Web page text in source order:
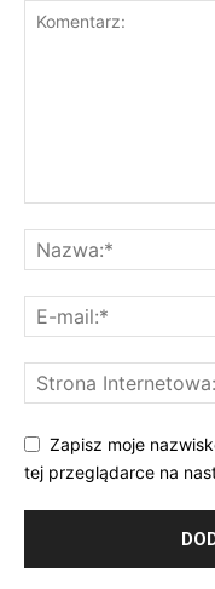
Zapisz moje
tej przeglądarce na